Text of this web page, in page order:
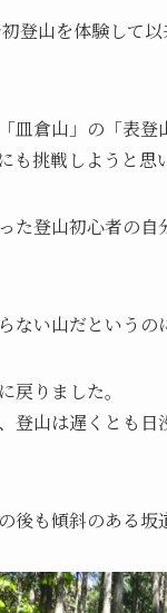
登山を体験して
皿倉山」の「表
も挑戦しようと思
た登山初心者の
ない山だという
戻りました。
登山は遅くとも
後も傾斜のある坂